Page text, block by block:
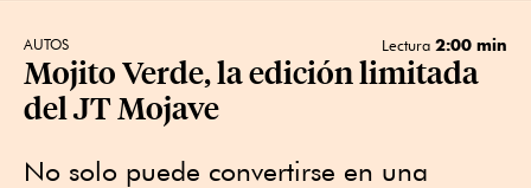
AUTOS Lectura 2:00 min
Mojito Verde, la edición limitada
del JT Mojave
No solo puede convertirse en una